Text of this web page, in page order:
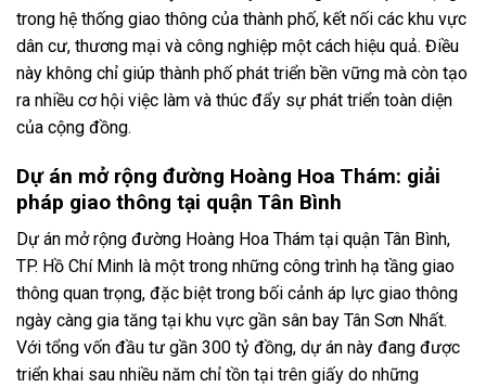
trong hệ thống giao thông của thành phố, kết nối các khu vực
dân cư, thương mại và công nghiệp một cách hiệu quả. Điều
này không chỉ giúp thành phố phát triển bền vững mà còn tạo
ra nhiều cơ hội việc làm và thúc đẩy sự phát triển toàn diện
của cộng đồng.
Dự án mở rộng đường Hoàng Hoa Thám: giải
pháp giao thông tại quận Tân Bình
Dự án mở rộng đường Hoàng Hoa Thám tại quận Tân Bình,
TP. Hồ Chí Minh là một trong những công trình hạ tầng giao
thông quan trọng, đặc biệt trong bối cảnh áp lực giao thông
ngày càng gia tăng tại khu vực gần sân bay Tân Sơn Nhất.
Với tổng vốn đầu tư gần 300 tỷ đồng, dự án này đang được
triển khai sau nhiều năm chỉ tồn tại trên giấy do những